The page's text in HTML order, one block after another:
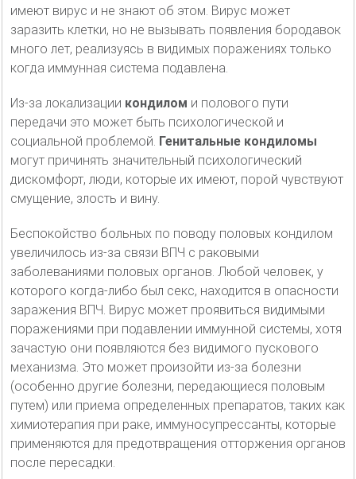
имеют вирус и не знают об этом. Вирус может
заразить клетки, но не вызывать появления бородавок
много лет, реализуясь в видимых поражениях только
когда иммунная система подавлена.
Из-за локализации кондилом и полового пути
передачи это может быть психологической и
социальной проблемой. Генитальные кондиломы
могут причинять значительный психологический
дискомфорт, люди, которые их имеют, порой чувствуют
смущение, злость и вину.
Беспокойство больных по поводу половых кондилом
увеличилось из-за связи ВПЧ с раковыми
заболеваниями половых органов. Любой человек, у
которого когда-либо был секс, находится в опасности
заражения ВПЧ. Вирус может проявиться видимыми
поражениями при подавлении иммунной системы, хотя
зачастую они появляются без видимого пускового
механизма. Это может произойти из-за болезни
(особенно другие болезни, передающиеся половым
путем) или приема определенных препаратов, таких как
химиотерапия при раке, иммуносупрессанты, которые
применяются для предотвращения отторжения органов
после пересадки.